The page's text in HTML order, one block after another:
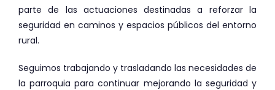
parte de las actuaciones destinadas a reforzar la
seguridad en caminos y espacios públicos del entorno
rural.
Seguimos trabajando y trasladando las necesidades de
la parroquia para continuar mejorando la seguridad y